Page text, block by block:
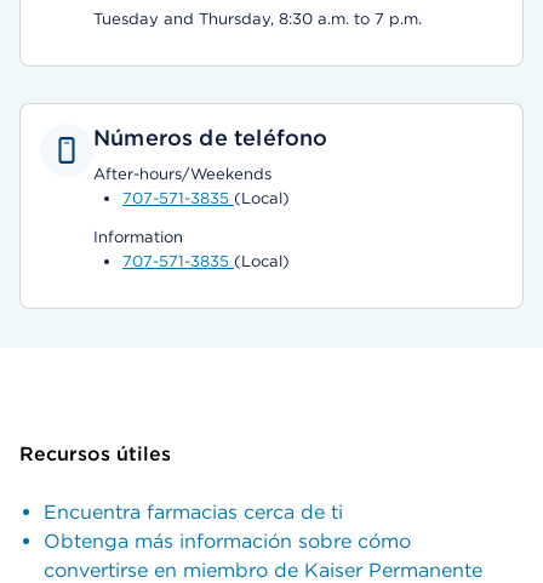
Tuesday and Thursday, 8:30 a.m. to 7 p.m.
Números de teléfono
After-hours/Weekends
707-571-3835 (Local)
Information
707-571-3835 (Local)
Recursos útiles
Encuentra farmacias cerca de ti
Obtenga más información sobre cómo
convertirse en miembro de Kaiser Permanente